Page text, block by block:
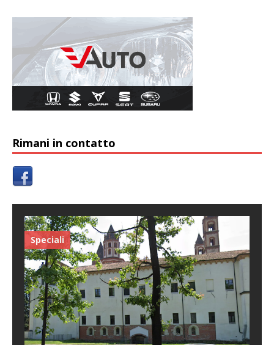
Rimani in contatto
Speciali